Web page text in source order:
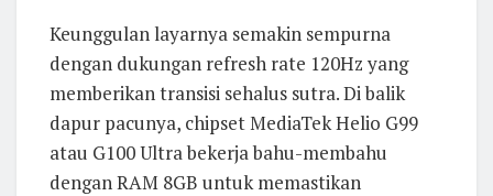
Keunggulan layarnya semakin sempurna
dengan dukungan refresh rate 120Hz yang
memberikan transisi sehalus sutra. Di balik
dapur pacunya, chipset MediaTek Helio G99
atau G100 Ultra bekerja bahu-membahu
dengan RAM 8GB untuk memastikan